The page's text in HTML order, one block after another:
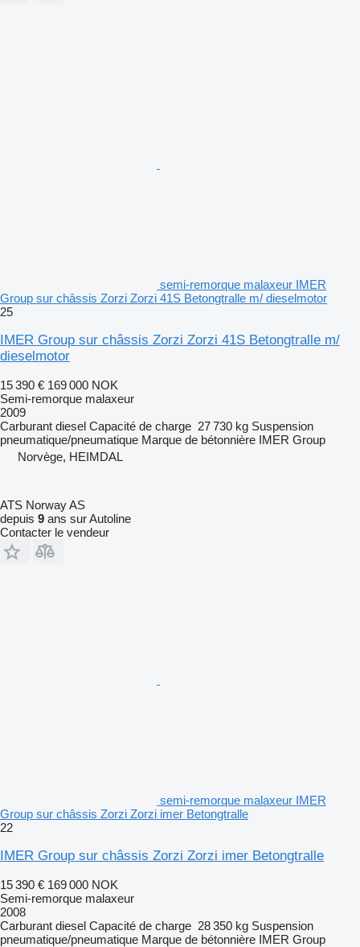
semi-remorque malaxeur IMER
Group sur châssis Zorzi Zorzi 41S Betongtralle m/ dieselmotor
25
IMER Group sur châssis Zorzi Zorzi 41S Betongtralle m/
dieselmotor
15 390 € 169 000 NOK
Semi-remorque malaxeur
2009
Carburant diesel Capacité de charge 27 730 kg Suspension
pneumatique/pneumatique Marque de bétonnière IMER Group
Norvège, HEIMDAL
ATS Norway AS
depuis 9 ans sur Autoline
Contacter le vendeur
semi-remorque malaxeur IMER
Group sur châssis Zorzi Zorzi imer Betongtralle
22
IMER Group sur châssis Zorzi Zorzi imer Betongtralle
15 390 € 169 000 NOK
Semi-remorque malaxeur
2008
Carburant diesel Capacité de charge 28 350 kg Suspension
pneumatique/pneumatique Marque de bétonnière IMER Group